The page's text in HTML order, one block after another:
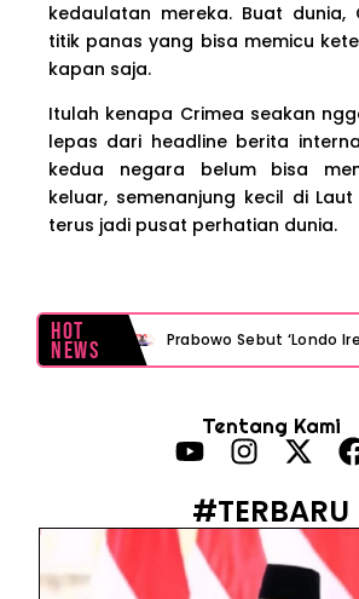
kedaulatan mereka. Buat dunia,
titik panas yang bisa memicu
kapan saja.
Itulah kenapa Crimea seakan
lepas dari headline berita
kedua negara belum bisa
keluar, semenanjung kecil di
terus jadi pusat perhatian dunia.
Hot
News
Tentang Kami
#TERBARU